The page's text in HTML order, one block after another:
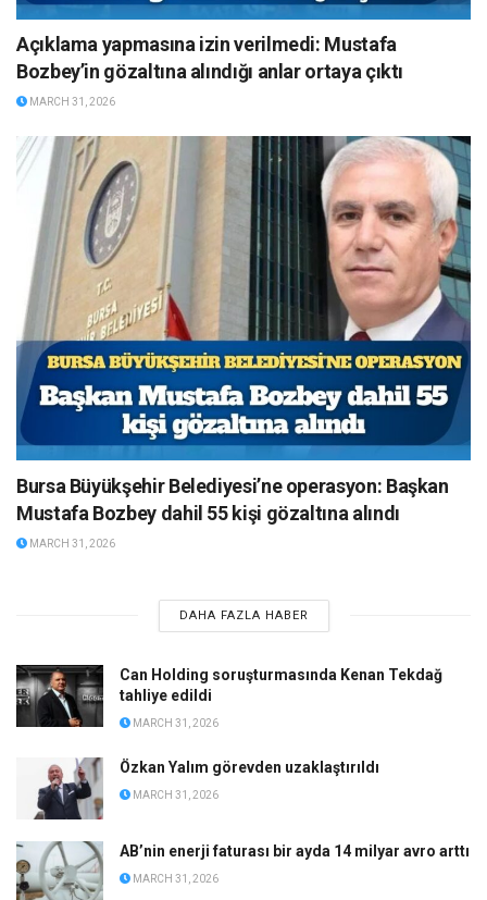
Açıklama yapmasına izin verilmedi: Mustafa
Bozbey’in gözaltına alındığı anlar ortaya çıktı
MARCH 31, 2026
Bursa Büyükşehir Belediyesi’ne operasyon: Başkan
Mustafa Bozbey dahil 55 kişi gözaltına alındı
MARCH 31, 2026
DAHA FAZLA HABER
Can Holding soruşturmasında Kenan Tekdağ
tahliye edildi
MARCH 31, 2026
Özkan Yalım görevden uzaklaştırıldı
MARCH 31, 2026
AB’nin enerji faturası bir ayda 14 milyar avro arttı
MARCH 31, 2026